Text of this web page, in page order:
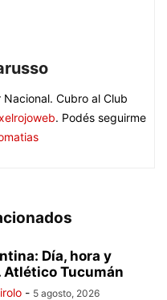
Cubro al Club
. Podés seguirme
Día, hora y
Atlético Tucumán
- 5 agosto, 2026